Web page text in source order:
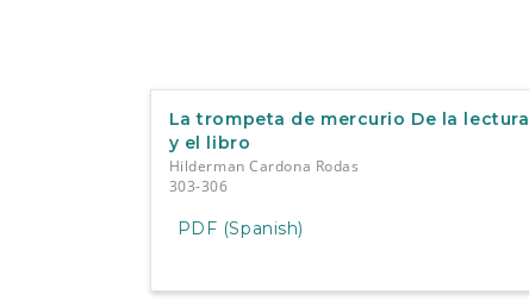
La trompeta de mercurio De la lectura
y el libro
Hilderman Cardona Rodas
303-306
PDF (Spanish)